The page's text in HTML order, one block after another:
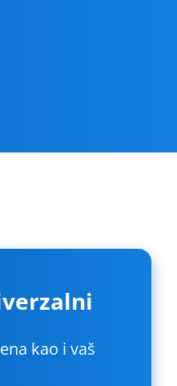
kao i vaš